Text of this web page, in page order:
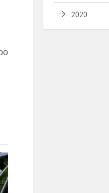
2020